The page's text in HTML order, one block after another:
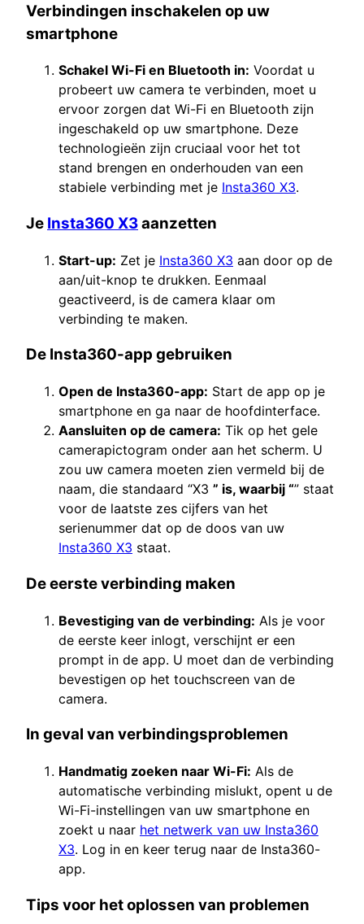
Verbindingen inschakelen op uw
smartphone
Schakel Wi-Fi en Bluetooth in: Voordat u
probeert uw camera te verbinden, moet u
ervoor zorgen dat Wi-Fi en Bluetooth zijn
ingeschakeld op uw smartphone. Deze
technologieën zijn cruciaal voor het tot
stand brengen en onderhouden van een
stabiele verbinding met je Insta360 X3.
Je Insta360 X3aanzetten
Start-up: Zet je Insta360 X3 aan door op de
aan/uit-knop te drukken. Eenmaal
geactiveerd, is de camera klaar om
verbinding te maken.
De Insta360-app gebruiken
Open de Insta360-app: Start de app op je
smartphone en ga naar de hoofdinterface.
Aansluiten op de camera: Tik op het gele
camerapictogram onder aan het scherm. U
zou uw camera moeten zien vermeld bij de
naam, die standaard “X3 ” is, waarbij “” staat
voor de laatste zes cijfers van het
serienummer dat op de doos van uw
Insta360 X3 staat.
De eerste verbinding maken
Bevestiging van de verbinding: Als je voor
de eerste keer inlogt, verschijnt er een
prompt in de app. U moet dan de verbinding
bevestigen op het touchscreen van de
camera.
In geval van verbindingsproblemen
Handmatig zoeken naar Wi-Fi: Als de
automatische verbinding mislukt, opent u de
Wi-Fi-instellingen van uw smartphone en
zoekt u naar het netwerk van uw Insta360
X3. Log in en keer terug naar de Insta360-
app.
Tips voor het oplossen van problemen